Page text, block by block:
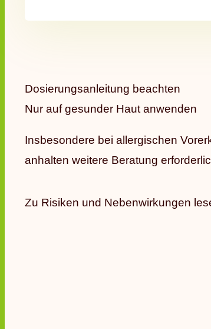
Dosierungsanleitung beachten
Nur auf gesunder Haut anwenden
Insbesondere bei allergischen
anhalten weitere Beratung
Zu Risiken und Nebenwirkungen